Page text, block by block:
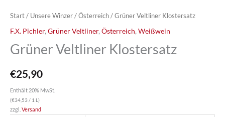
Start / Unsere Winzer / Österreich / Grüner Veltliner Klostersatz
F.X. Pichler,Grüner Veltliner,Österreich,Weißwein
Grüner Veltliner Klostersatz
€25,90
Enthält 20% MwSt.
(€34,53/ 1 L)
zzgl. Versand